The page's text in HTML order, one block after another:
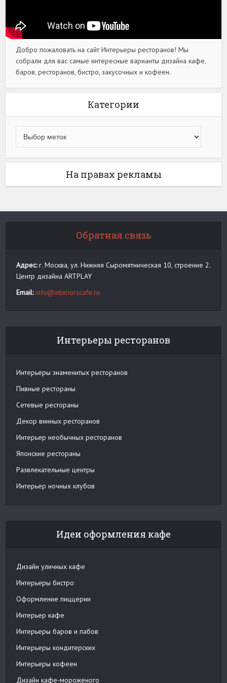
Добро пожаловать на сайт Интерьеры ресторанов! Мы
собрали для вас самые интересные варианты дизайна кафе,
баров, ресторанов, бистро, закусочных и кофеен.
Категории
На правах рекламы
Обратная связь
Адрес:г. Москва, ул. Нижняя Сыромятническая 10, строение 2.
Центр дизайна ARTPLAY
Email: info@interiorscafe.ru
Интерьеры ресторанов
Интерьеры знаменитых ресторанов
Пивные рестораны
Сетевые рестораны
Декор винных ресторанов
Интерьер необычных ресторанов
Японские рестораны
Развлекательные центры
Интерьер ночных клубов
Идеи оформления кафе
Дизайн уличных кафе
Интерьеры бистро
Оформление пиццерии
Интерьер кафе
Интерьеры баров и пабов
Интерьеры кондитерских
Интерьеры кофеен
Дизайн кафе-мороженого